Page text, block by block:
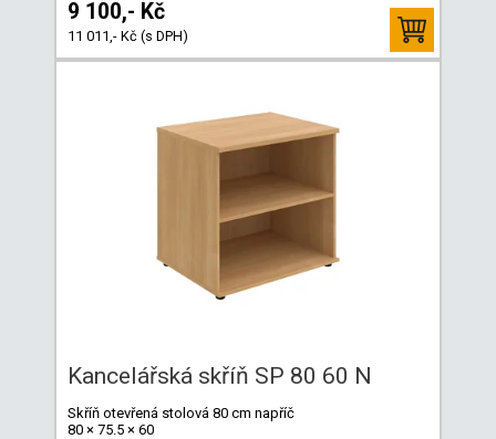
9 100,- Kč
11 011,- Kč (s DPH)
Kancelářská skříň SP 80 60 N
Skříň otevřená stolová 80 cm napříč
80 × 75.5 × 60